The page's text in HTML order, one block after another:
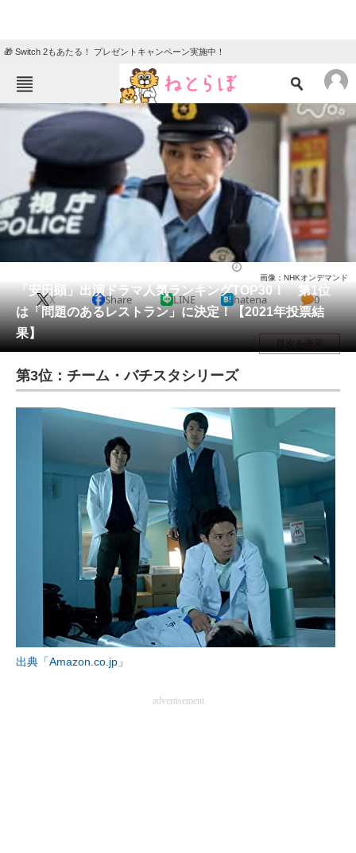
🎁 Switch 2もあたる！ プレゼントキャンペーン実施中！
ねとらぼメニュー
TOP ニュース
エンタメ クイズ
グルメ 地域
住まい 教育・育児
リサーチ
会員記事
メディア
注目記事を集めた総合ページ
ITの今と未来を見通す
スマホと通信の最新トレンド
進化するPCとデバイスの未来
好きが集まる 比べて選べる
ビジネスと働き方のヒント
AI活用のいまが分かる
企業ITのトレンドを詳説
経営リーダーのコミュニティ
マーケ×ITの今がよく分かる
ITエンジニア向け専門サイト
「安田顕」出演ドラマ人気ランキングTOP30！ 第1位
は「問題のあるレストラン」に決定！【2021年投票結
果】
画像：NHKオンデマンド
X Share LINE hatena 0
目次を表示
第3位：チーム・バチスタシリーズ
出典「Amazon.co.jp」
advertisement